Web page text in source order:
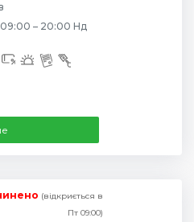
– 20:00 Нд
(відкриється в
Пт 09:00)